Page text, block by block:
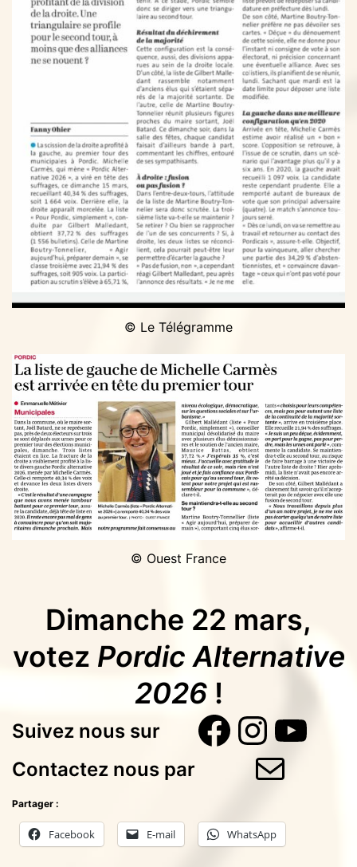
© Le Télégramme
© Ouest France
Dimanche 22 mars,
votez Pordic Alternative
2026!
Suivez nous sur
Contactez nous par E-mail
Partager :
Facebook E-mail WhatsApp